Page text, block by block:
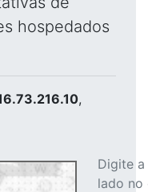
hospedados
,
Digite
lado no